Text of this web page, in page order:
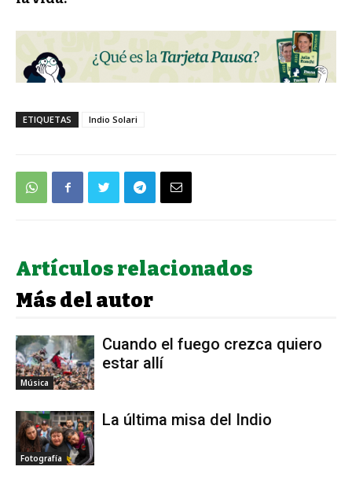
ETIQUETAS Indio Solari
Artículos relacionados
Más del autor
Música
Cuando el fuego crezca quiero
estar allí
Fotografía
La última misa del Indio